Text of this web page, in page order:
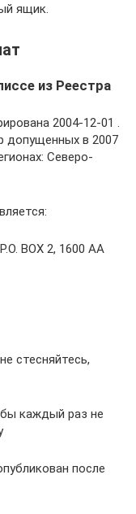
ящик.
из Реестра
2004-12-01 .
допущенных в 2007
Северо-
BOX 2, 1600 AA
стесняйтесь,
каждый раз не
после